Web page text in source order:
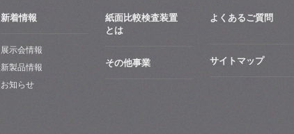
新着情報
展示会情報
新製品情報
お知らせ
紙面比較検査装置
とは
その他事業
よくあるご質問
サイトマップ